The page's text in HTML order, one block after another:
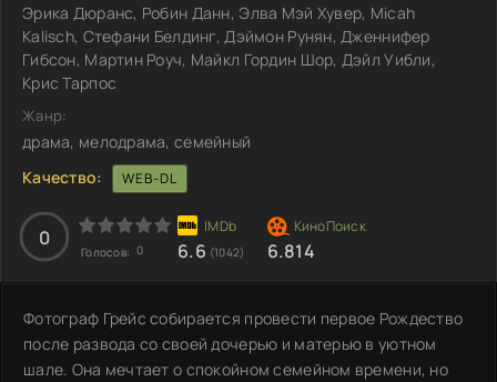
Эрика Дюранс, Робин Данн, Элва Мэй Хувер, Micah
Kalisch, Стефани Белдинг, Дэймон Рунян, Дженнифер
Гибсон, Мартин Роуч, Майкл Гордин Шор, Дэйл Уибли,
Крис Тарпос
Жанр:
драма, мелодрама, семейный
Качество:
WEB-DL
0
Голосов: 0 6.6 (1042) 6.814
Фотограф Грейс собирается провести первое Рождество
после развода со своей дочерью и матерью в уютном
шале. Она мечтает о спокойном семейном времени, но